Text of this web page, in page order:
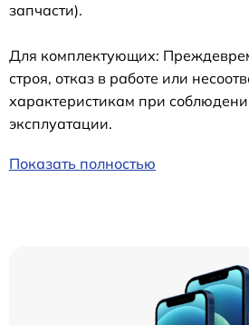
запчасти).
Для комплектующих:
строя, отказ в работе или
характеристикам при
эксплуатации.
Показать полностью